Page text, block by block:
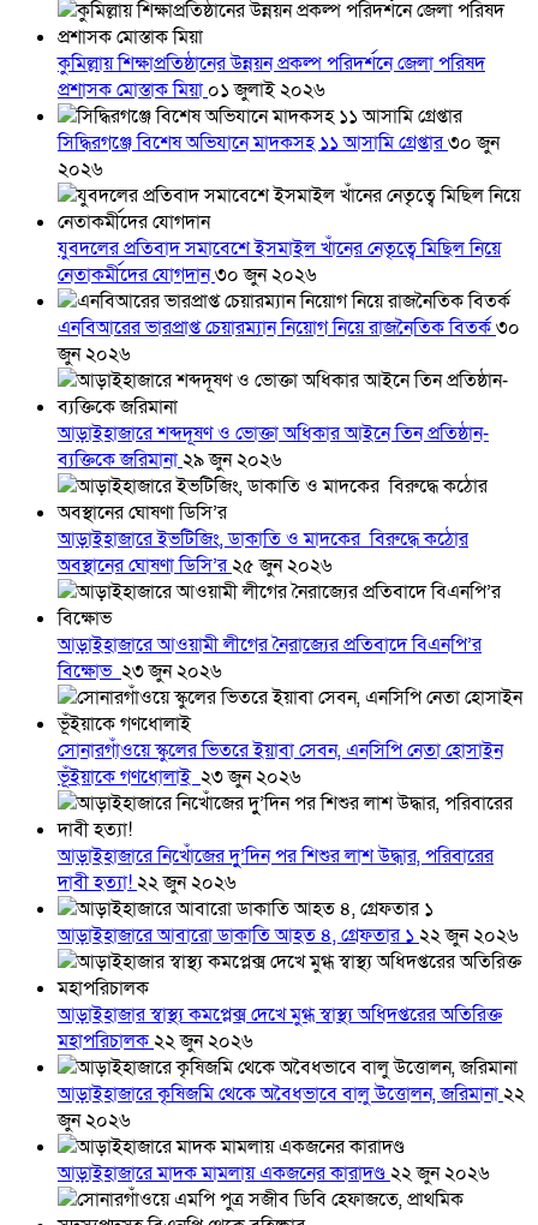
কুমিল্লায় শিক্ষাপ্রতিষ্ঠানের উন্নয়ন প্রকল্প পরিদর্শনে জেলা পরিষদ
প্রশাসক মোস্তাক মিয়া ০১ জুলাই ২০২৬
সিদ্ধিরগঞ্জে বিশেষ অভিযানে মাদকসহ ১১ আসামি গ্রেপ্তার৩০ জুন
২০২৬
যুবদলের প্রতিবাদ সমাবেশে ইসমাইল খাঁনের নেতৃত্বে মিছিল নিয়ে
নেতাকর্মীদের যোগদান৩০ জুন ২০২৬
এনবিআরের ভারপ্রাপ্ত চেয়ারম্যান নিয়োগ নিয়ে রাজনৈতিক বিতর্ক৩০
জুন ২০২৬
আড়াইহাজারে শব্দদূষণ ও ভোক্তা অধিকার আইনে তিন প্রতিষ্ঠান-
ব্যক্তিকে জরিমানা২৯ জুন ২০২৬
আড়াইহাজারে ইভটিজিং, ডাকাতি ও মাদকের বিরুদ্ধে কঠোর
অবস্থানের ঘোষণা ডিসি’র২৫ জুন ২০২৬
আড়াইহাজারে আওয়ামী লীগের নৈরাজ্যের প্রতিবাদে বিএনপি’র
বিক্ষোভ ২৩ জুন ২০২৬
সোনারগাঁওয়ে স্কুলের ভিতরে ইয়াবা সেবন, এনসিপি নেতা হোসাইন
ভূঁইয়াকে গণধোলাই ২৩ জুন ২০২৬
আড়াইহাজারে নিখোঁজের দুু’দিন পর শিশুর লাশ উদ্ধার, পরিবারের
দাবী হত্যা!২২ জুন ২০২৬
আড়াইহাজারে আবারো ডাকাতি আহত ৪, গ্রেফতার ১ ২২ জুন ২০২৬
আড়াইহাজার স্বাস্থ্য কমপ্লেক্স দেখে মুগ্ধ স্বাস্থ্য অধিদপ্তরের অতিরিক্ত
মহাপরিচালক২২ জুন ২০২৬
আড়াইহাজারে কৃষিজমি থেকে অবৈধভাবে বালু উত্তোলন, জরিমানা২২
জুন ২০২৬
আড়াইহাজারে মাদক মামলায় একজনের কারাদণ্ড২২ জুন ২০২৬